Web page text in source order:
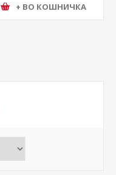
+ ВО КОШНИЧКА